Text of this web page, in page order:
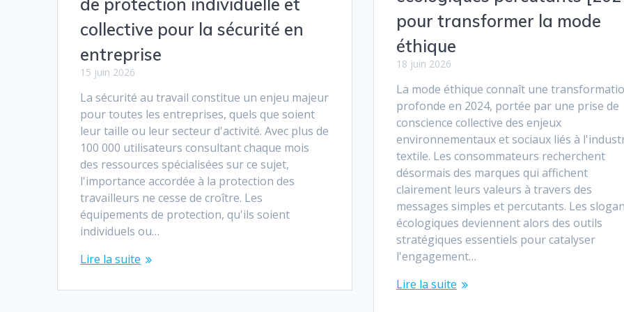
pour transformer la mode
éthique
18 juin 2026
La mode éthique connaît une
profonde en 2024, portée par une prise de
conscience collective des enjeux
environnementaux et sociaux liés à
textile. Les consommateurs recherchent
désormais des marques qui affichent
clairement leurs valeurs à travers des
messages simples et percutants. Les
écologiques deviennent alors des outils
stratégiques essentiels pour catalyser
l'engagement…
Lire la suite
collective pour la sécurité en
entreprise
15 juin 2026
La sécurité au travail constitue un enjeu majeur
pour toutes les entreprises, quels que soient
leur taille ou leur secteur d'activité. Avec plus de
100 000 utilisateurs consultant chaque mois
des ressources spécialisées sur ce sujet,
l'importance accordée à la protection des
travailleurs ne cesse de croître. Les
équipements de protection, qu'ils soient
individuels ou…
Lire la suite